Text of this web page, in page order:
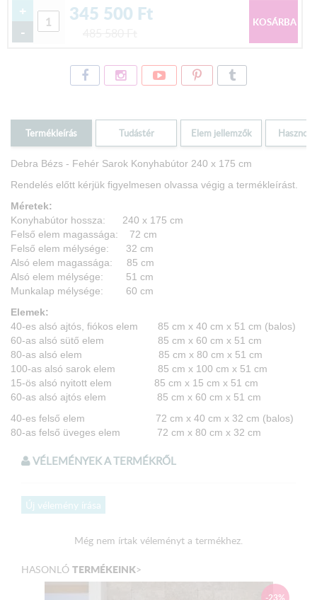
+
-
345 500 Ft
Termékleírás Tudástér Elem jellemzők Hasznos
Debra Bézs - Fehér Sarok Konyhabútor 240 x 175 cm
Rendelés előtt kérjük figyelmesen olvassa végig a termékleírást.
Méretek:
Konyhabútor hossza: 240 x 175 cm
Felső elem magassága: 72 cm
Felső elem mélysége: 32 cm
Alsó elem magassága: 85 cm
Alsó elem mélysége: 51 cm
Munkalap mélysége: 60 cm
Elemek:
40-es alsó ajtós, fiókos elem 85 cm x 40 cm x 51 cm (balos)
60-as alsó sütő elem 85 cm x 60 cm x 51 cm
80-as alsó elem 85 cm x 80 cm x 51 cm
100-as alsó sarok elem 85 cm x 100 cm x 51 cm
15-ös alsó nyitott elem 85 cm x 15 cm x 51 cm
60-as alsó ajtós elem 85 cm x 60 cm x 51 cm
40-es felső elem 72 cm x 40 cm x 32 cm (balos)
80-as felső üveges elem 72 cm x 80 cm x 32 cm
Termék színe:
Lábtakaró léc: Bézs
Bézs bútorlap:
Mérete: 2,8 cm vastagságú préselt laminált forgácslap.
VÉLEMÉNYEK A TERMÉKRŐL
Új vélemény írása
Még nem írtak véleményt a termékhez.
HASONLÓ TERMÉKEINK>